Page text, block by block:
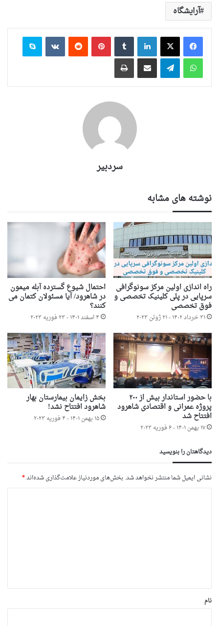
آرایشگاه
لینکدین ‫تامبلر ‫پین‌ترست‫رددیت ‫VKontakteاسکایپ
واتس آپ
تلگرام اشتراک گذاری از طریق ایمیل چاپ
سردبیر
نوشته های مشابه
راه اندازی اولین مرکز سونوگرافی
سرپایی در پلی کلینیک تخصصی و
فوق تخصصی
۳۱ خرداد ۱۴۰۲ - ۲۱ ژوئن ۲۰۲۳
احتمال شیوع گسترده آبله میمون
در شاهرود/ آیا مسئولان کتمان می
کنند؟
۴ اسفند ۱۴۰۱ - ۲۳ فوریه ۲۰۲۳
با حضور استاندار بیش از ۲۰۰
پروژه عمرانی و اقتصادی شاهرود
افتتاح شد
۱۷ بهمن ۱۴۰۱ - ۶ فوریه ۲۰۲۳
بخش زایمان بیمارستان بهار
شاهرود افتتاح نشد!
۱۵ بهمن ۱۴۰۱ - ۴ فوریه ۲۰۲۳
دیدگاهتان را بنویسید
نشانی ایمیل شما منتشر نخواهد شد.بخش‌های موردنیاز علامت‌گذاری شده‌اند*
نام